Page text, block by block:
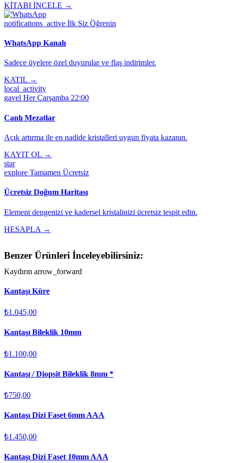
KİTABI İNCELE →
notifications_active İlk Siz Öğrenin
WhatsApp Kanalı
Sadece üyelere özel duyurular ve flaş indirimler.
KATIL →
local_activity
gavel Her Çarşamba 22:00
Canlı Mezatlar
Açık artırma ile en nadide kristalleri uygun fiyata kazanın.
KAYIT OL →
star
explore Tamamen Ücretsiz
Ücretsiz Doğum Haritası
Element dengenizi ve kadersel kristalinizi ücretsiz tespit edin.
HESAPLA →
Benzer Ürünleri İnceleyebilirsiniz:
Kaydırın arrow_forward
Kantaşı Küre
₺1.045,00
Kantaşı Bileklik 10mm
₺1.100,00
Kantaşı / Diopsit Bileklik 8mm *
₺750,00
Kantaşı Dizi Faset 6mm AAA
₺1.450,00
Kantaşı Dizi Faset 10mm AAA